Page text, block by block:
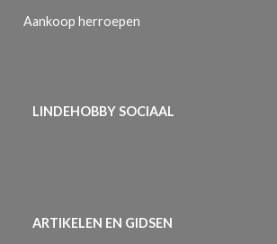
Aankoop herroepen
LINDEHOBBY SOCIAAL
ARTIKELEN EN GIDSEN